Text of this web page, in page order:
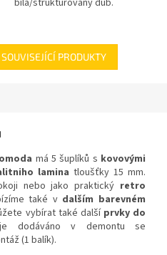
PRODUKTY
má 5 šuplíků s kovovými
lamina tloušťky 15 mm.
nebo jako praktický retro
také v dalším barevném
vybírat také dalšíprvky do
dodáváno v demontu se
(1 balík).